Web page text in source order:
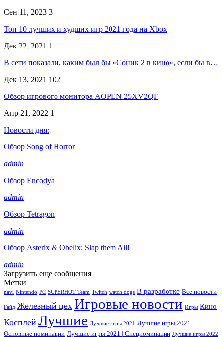
Сен 11, 2023 3
Топ 10 лучших и худших игр 2021 года на Xbox
Дек 22, 2021 1
В сети показали, каким был бы «Соник 2 в кино», если бы в…
Дек 13, 2021 102
Обзор игрового монитора AOPEN 25XV2QF
Апр 21, 2022 1
Новости дня:
Обзор Song of Horror
admin
Обзор Encodya
admin
Обзор Tetragon
admin
Обзор Asterix & Obelix: Slap them All!
admin
Загрузить еще сообщения
Метки
navi Nintendo PC SUPERHOT Team Twitch watch dogs В разработке Все новости
Гайд Железный цех Игровые новости Игры Кино
Косплей Лучшие Лучшие игры 2021
Лучшие игры 2021 |
Основные номинации Лучшие игры 2021 | Спецноминации Лучшие игры 2022